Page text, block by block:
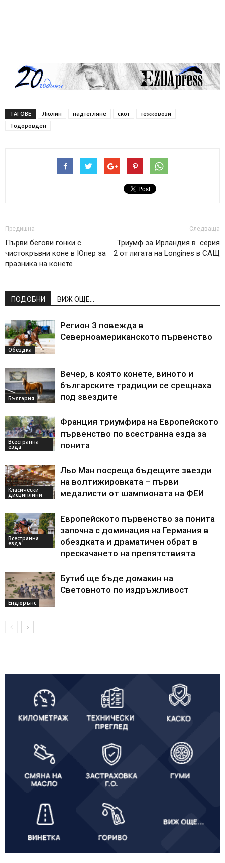
ТАГОВЕ Люлин надтегляне скот
тежковози
Тодоровден
Предишна
Първи бегови гонки с
чистокръвни коне в Юпер за
празника на конете
Следваща
Триумф за Ирландия в серия
2 от лигата на Longines в САЩ
ПОДОБНИ ВИЖ ОЩЕ...
Обездка
Регион 3 повежда в
Северноамериканското първенство
България
Вечер, в която конете, виното и
българските традиции се срещнаха
под звездите
Всестранна
езда
Франция триумфира на Европейското
първенство по всестранна езда за
понита
Класически
дисциплини
Льо Ман посреща бъдещите звезди
на волтижировката – първи
медалисти от шампионата на ФЕИ
Всестранна
езда
Европейското първенство за понита
започна с доминация на Германия в
обездката и драматичен обрат в
прескачането на препятствията
Ендюрънс
Бутиб ще бъде домакин на
Световното по издръжливост